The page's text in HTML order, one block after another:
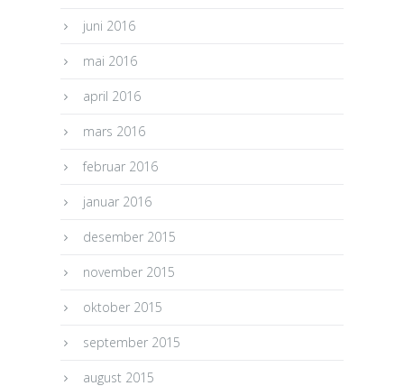
juni 2016
mai 2016
april 2016
mars 2016
februar 2016
januar 2016
desember 2015
november 2015
oktober 2015
september 2015
august 2015